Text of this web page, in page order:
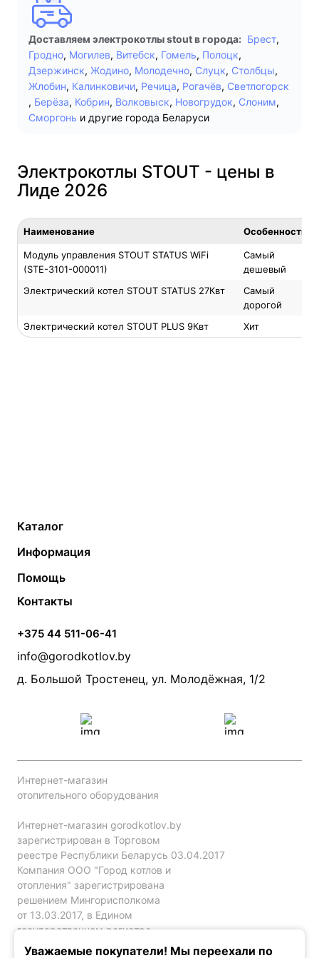
Доставляем электрокотлы stout в города: Брест,
Гродно, Могилев, Витебск, Гомель, Полоцк,
Дзержинск, Жодино, Молодечно, Слуцк, Столбцы,
Жлобин, Калинковичи, Речица, Рогачёв, Светлогорск
, Берёза, Кобрин, Волковыск, Новогрудок, Слоним,
Сморгонь и другие города Беларуси
Электрокотлы STOUT - цены в
Лиде 2026
Наименование Особенность
Модуль управления STOUT STATUS WiFi
(STE-3101-000011)
Самый
дешевый
Электрический котел STOUT STATUS 27Квт
Самый
дорогой
Электрический котел STOUT PLUS 9Квт Хит
Каталог
Твердотопливные котлы
Электрические котлы
Банные печи
Камины и печи
Теплый пол
Радиаторы
Насосы
Дымоходы
Информация
Контакты
Статьи
Акции
Производители
Помощь
Монтаж систем отопления
Прайс по монтажу систем отопления
Проект систем отопления
Контакты
+375 44 511-06-41
info@gorodkotlov.by
д. Большой Тростенец, ул. Молодёжная, 1/2
Интернет-магазин
отопительного оборудования
Интернет-магазин gorodkotlov.by
зарегистрирован в Торговом
реестре Республики Беларусь 03.04.2017
Компания ООО "Город котлов и
отопления" зарегистрирована
решением Мингорисполкома
от 13.03.2017, в Едином
государственном регистре
юр. лиц и индивидуальных
Уважаемые покупатели! Мы переехали по